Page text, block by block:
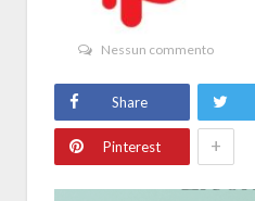
Nessun commento
Share
Pinterest +